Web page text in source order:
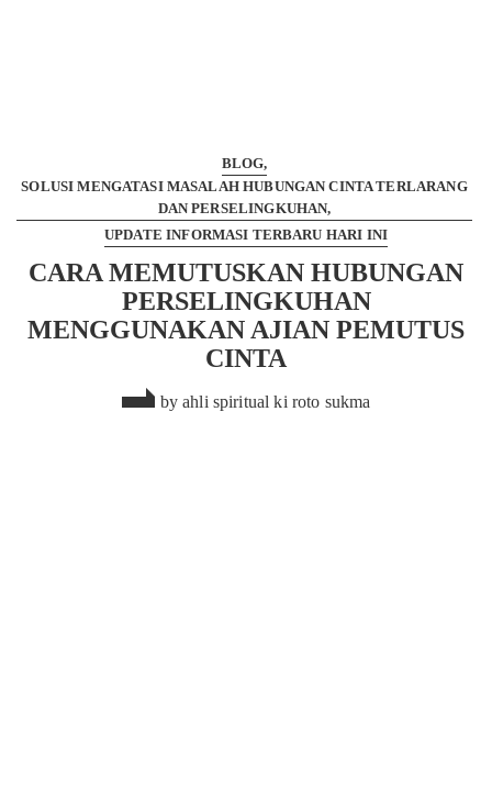
BLOG
SOLUSI MENGATASI MASALAH HUBUNGAN CINTA TERLARANG
DAN PERSELINGKUHAN
UPDATE INFORMASI TERBARU HARI INI
CARA MEMUTUSKAN HUBUNGAN
PERSELINGKUHAN
MENGGUNAKAN AJIAN PEMUTUS
CINTA
byahli spiritual ki roto sukma